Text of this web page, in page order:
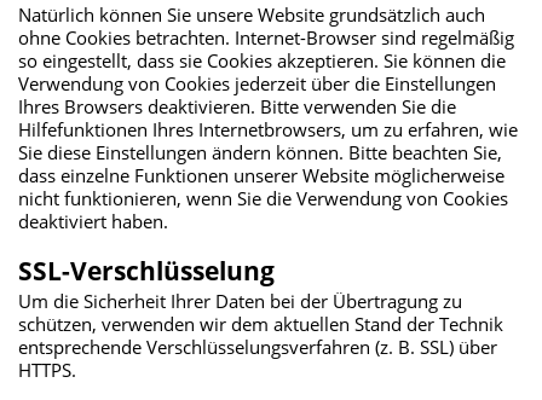
Natürlich können Sie unsere Website grundsätzlich auch
ohne Cookies betrachten. Internet-Browser sind regelmäßig
so eingestellt, dass sie Cookies akzeptieren. Sie können die
Verwendung von Cookies jederzeit über die Einstellungen
Ihres Browsers deaktivieren. Bitte verwenden Sie die
Hilfefunktionen Ihres Internetbrowsers, um zu erfahren, wie
Sie diese Einstellungen ändern können. Bitte beachten Sie,
dass einzelne Funktionen unserer Website möglicherweise
nicht funktionieren, wenn Sie die Verwendung von Cookies
deaktiviert haben.
SSL-Verschlüsselung
Um die Sicherheit Ihrer Daten bei der Übertragung zu
schützen, verwenden wir dem aktuellen Stand der Technik
entsprechende Verschlüsselungsverfahren (z. B. SSL) über
HTTPS.